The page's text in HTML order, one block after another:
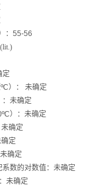
： 55-56
定
ºC）：
未确定
未确定
）： 未确定
未确定
定
确定
系数的对数值：未确定
未确定